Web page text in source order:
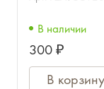
В наличии
300 ₽
В корзину